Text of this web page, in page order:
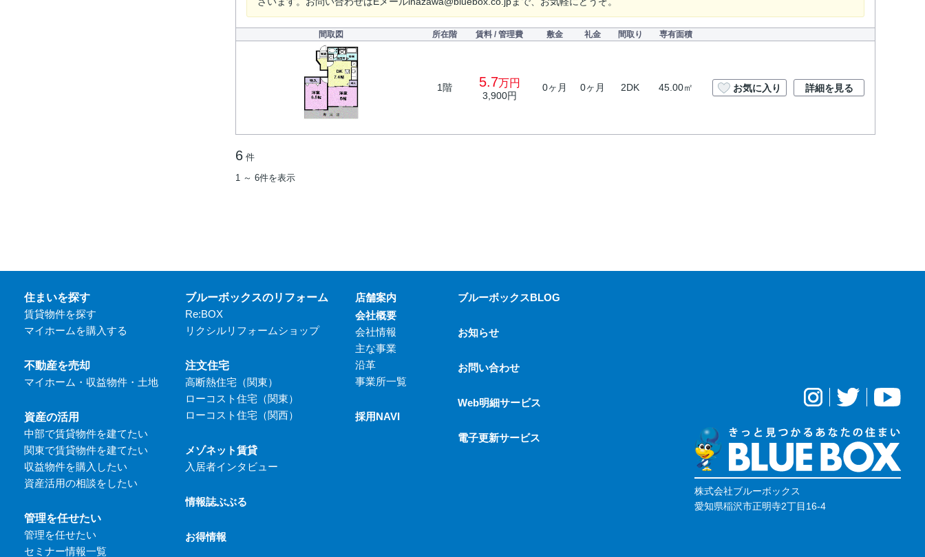
間取図 所在階 賃料 / 管理費 敷金 礼金 間取り 専有面積
1階 5.7万円
3,900円
0ヶ月 0ヶ月 2DK 45.00㎡ お気に入り 詳細を見る
6 件
1 ～ 6件を表示
住まいを探す
賃貸物件を探す
マイホームを購入する
不動産を売却
マイホーム・収益物件・土地
資産の活用
中部で賃貸物件を建てたい
関東で賃貸物件を建てたい
収益物件を購入したい
資産活用の相談をしたい
管理を任せたい
管理を任せたい
セミナー情報一覧
ブルーボックスのリフォーム
Re:BOX
リクシルリフォームショップ
注文住宅
高断熱住宅（関東）
ローコスト住宅（関東）
ローコスト住宅（関西）
メゾネット賃貸
入居者インタビュー
情報誌ぶぶる
お得情報
店舗案内
会社概要
会社情報
主な事業
沿革
事業所一覧
採用NAVI
ブルーボックスBLOG
お知らせ
お問い合わせ
Web明細サービス
電子更新サービス
株式会社ブルーボックス
愛知県稲沢市正明寺2丁目16-4